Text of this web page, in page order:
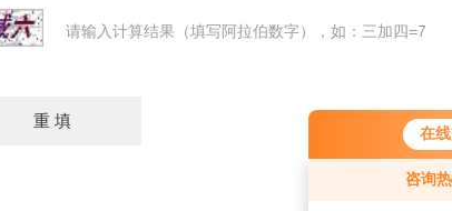
在
咨询
请输入计算结果（填写阿拉伯数字），如：三加四=7